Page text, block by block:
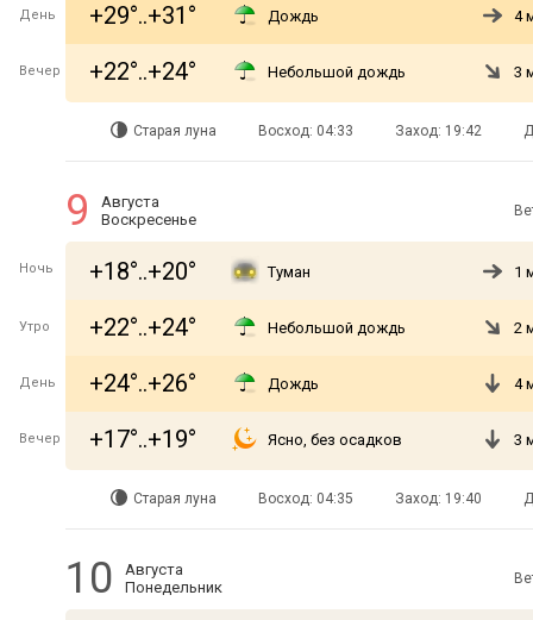
День +29°..+31° Дождь 4
Вечер +22°..+24° Небольшой дождь 3
Старая луна Восход: 04:33 Заход: 19:42
9
Августа
Воскресенье
Ночь +18°..+20° Туман 1
Утро +22°..+24° Небольшой дождь 2
День +24°..+26° Дождь 4
Вечер +17°..+19° Ясно, без осадков 3
Старая луна Восход: 04:35 Заход: 19:40
10
Августа
Понедельник